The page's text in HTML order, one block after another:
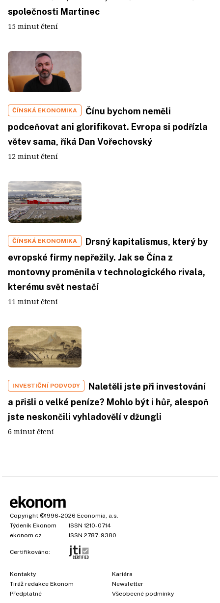
společnosti Martinec
15 minut čtení
ČÍNSKÁ EKONOMIKA
Čínu bychom neměli
podceňovat ani glorifikovat. Evropa si podřízla
větev sama, říká Dan Vořechovský
12 minut čtení
ČÍNSKÁ EKONOMIKA
Drsný kapitalismus, který by
evropské firmy nepřežily. Jak se Čína z
montovny proměnila v technologického rivala,
kterému svět nestačí
11 minut čtení
INVESTIČNÍ PODVODY
Naletěli jste při investování
a přišli o velké peníze? Mohlo být i hůř, alespoň
jste neskončili vyhladovělí v džungli
6 minut čtení
Copyright ©1996-2026 Economia, a.s.
Týdeník Ekonom
ISSN 1210-0714
ekonom.cz
ISSN 2787-9380
Certifikováno:
Kontakty
Tiráž redakce Ekonom
Předplatné
Kariéra
Newsletter
Všeobecné podmínky